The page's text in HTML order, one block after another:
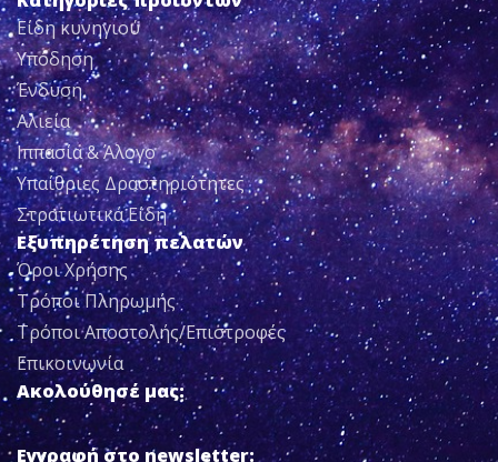
Είδη κυνηγιού
Υπόδηση
Ένδυση
Αλιεία
Ιππασία & Άλογο
Υπαίθριες Δραστηριότητες
Στρατιωτικά Είδη
Εξυπηρέτηση πελατών
Όροι Χρήσης
Τρόποι Πληρωμής
Τρόποι Αποστολής/Επιστροφές
Επικοινωνία
Ακολούθησέ μας:
Εγγραφή στο newsletter: